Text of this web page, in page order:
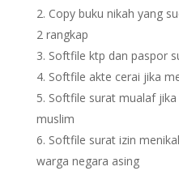
Copy buku nikah yang
2 rangkap
Softfile ktp dan paspor
Softfile akte cerai jika
Softfile surat mualaf
muslim
Softfile surat izin
warga negara asing